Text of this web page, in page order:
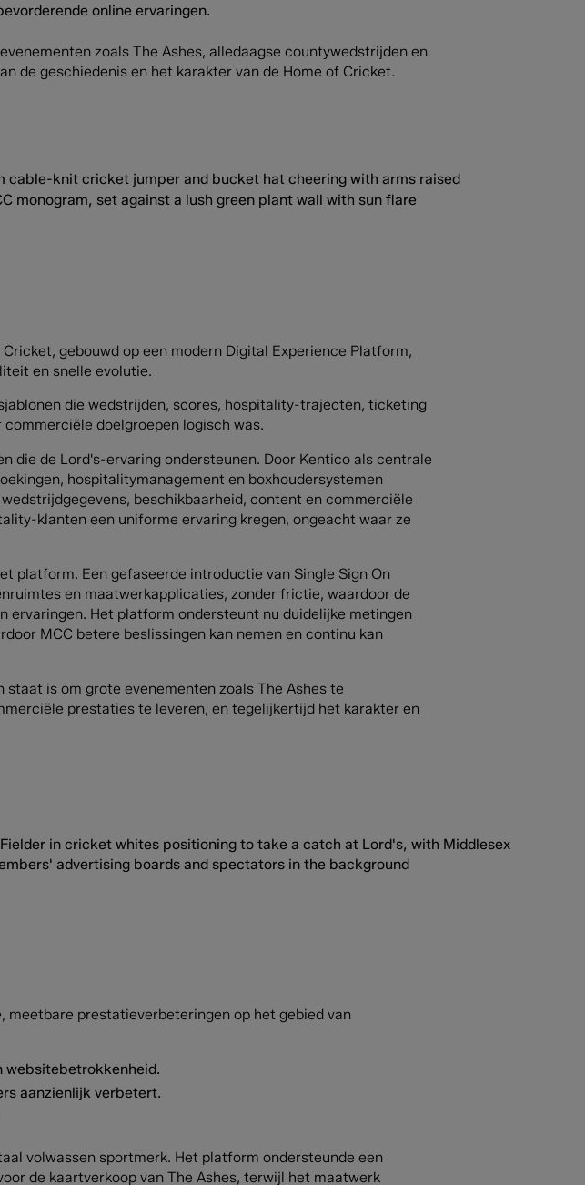
online ervaringen.
zoals The Ashes, alledaagse countywedstrijden en
de geschiedenis en het karakter van de Home of Cricket.
gebouwd op een modern Digital Experience Platform,
en snelle evolutie.
die wedstrijden, scores, hospitality-trajecten, ticketing
doelgroepen logisch was.
die de Lord's-ervaring ondersteunen. Door Kentico als centrale
hospitalitymanagement en boxhoudersystemen
beschikbaarheid, content en commerciële
klanten een uniforme ervaring kregen, ongeacht waar ze
platform. Een gefaseerde introductie van Single Sign On
en maatwerkapplicaties, zonder frictie, waardoor de
ervaringen. Het platform ondersteunt nu duidelijke metingen
MCC betere beslissingen kan nemen en continu kan
is om grote evenementen zoals The Ashes te
prestaties te leveren, en tegelijkertijd het karakter en
meetbare prestatieverbeteringen op het gebied van
websitebetrokkenheid.
aanzienlijk verbetert.
volwassen sportmerk. Het platform ondersteunde een
de kaartverkoop van The Ashes, terwijl het maatwerk